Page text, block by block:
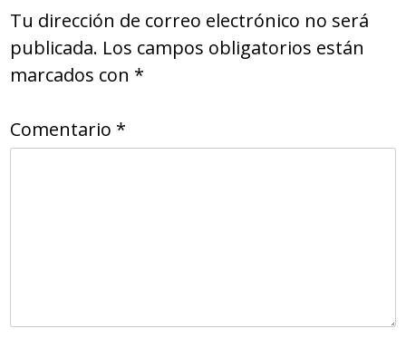
Tu dirección de correo electrónico no será
publicada. Los campos obligatorios están
marcados con *
Comentario *